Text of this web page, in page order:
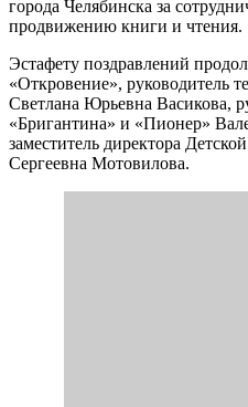
города Челябинска за
продвижению книги и чтения.
Эстафету поздравлений
«Откровение», руководитель
Светлана Юрьевна Васикова,
«Бригантина» и «Пионер»
заместитель директора
Сергеевна Мотовилова.